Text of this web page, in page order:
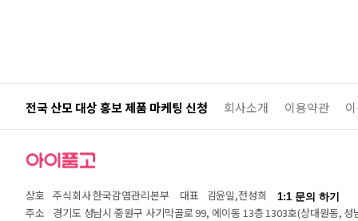
전국 산모 대상 홍보 제품 마케팅 신청 회사소개 이용약관
상호 주식회사 한국감염관리본부 대표 김윤일,전성희 1:1 문의 하기
주소
경기도 성남시 중원구 사기막골로 99, 에이동 13층 1303호(상대원동,